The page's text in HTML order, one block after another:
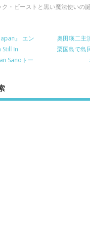
e k
o
・ビーストと黒い魔法使いの
』 エン
Still In
Sanoトー
奥田瑛二主
栗国島で島